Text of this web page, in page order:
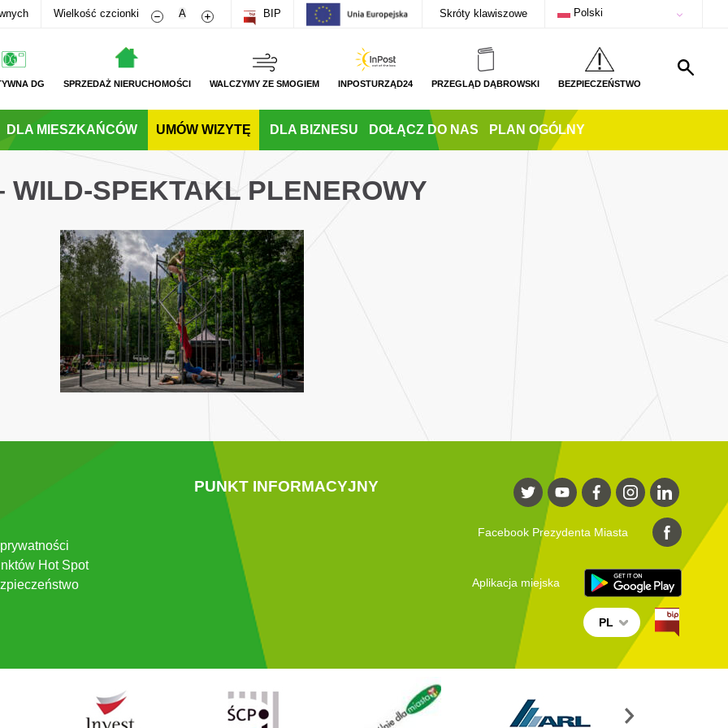
Wielkość czcionki Zmniejsz rozmiar czcionki
A Zwiększ rozmiar czcionki
BIP Skróty klawiszowe Polski
DG SPRZEDAŻ NIERUCHOMOŚCI WALCZYMY ZE SMOGIEM INPOSTURZĄD24 PRZEGLĄD DĄBROWSKI BEZPIECZEŃSTWO
DLA MIESZKAŃCÓW UMÓW WIZYTĘ DLA BIZNESU DOŁĄCZ DO NAS PLAN OGÓLNY
WILD-SPEKTAKL PLENEROWY
Hot Spot
PUNKT INFORMACYJNY
Facebook Prezydenta Miasta
Aplikacja miejska
PL